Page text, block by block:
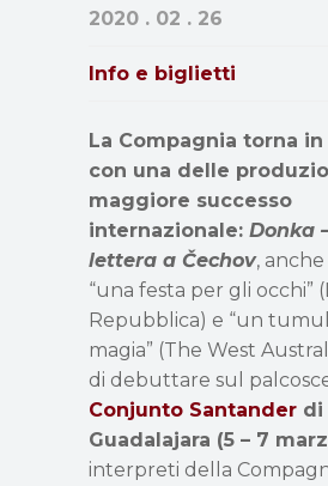
2020 . 02 . 26
Info e biglietti
La Compagnia torna in
con una delle
maggiore successo
internazionale: Donka
lettera a Čechov,
“una festa per gli occhi”
Repubblica) e “un
magia” (The West
di debuttare sul
Conjunto Santander di
Guadalajara (5 – 7
interpreti della